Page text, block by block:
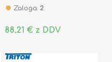
Zaloga: 2
88,21 € z DDV